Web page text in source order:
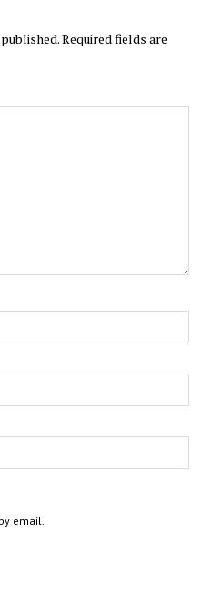
Required fields are
email.